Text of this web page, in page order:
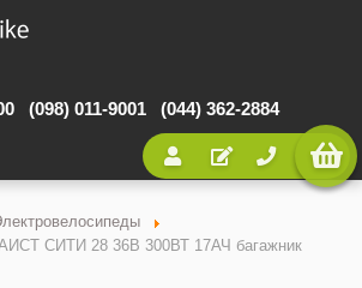
(098) 011-9001 (044) 362-2884
СИТИ 28 36В 300ВТ 17АЧ багажник